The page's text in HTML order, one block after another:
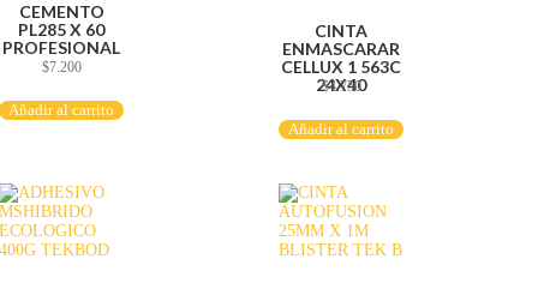
CEMENTO
PL285 X 60
PROFESIONAL
$7.200
Añadir al carrito
CINTA
ENMASCARAR
CELLUX 1 563C
24X40
$4.750
Añadir al carrito